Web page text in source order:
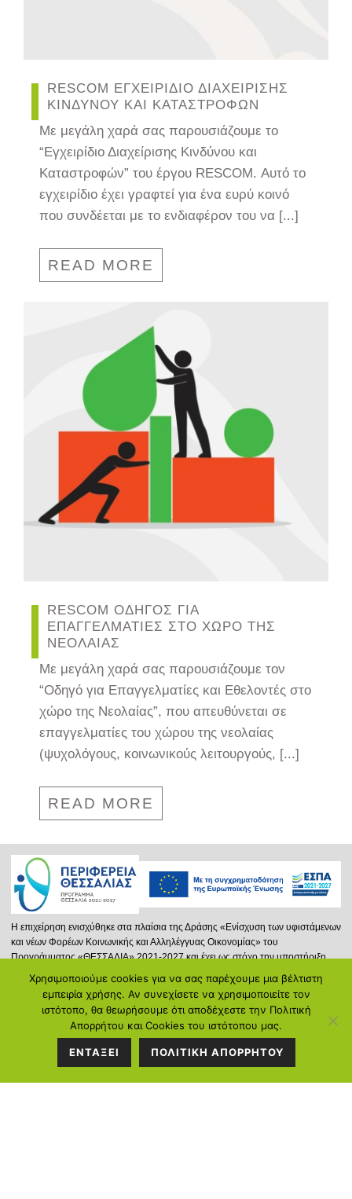
RESCOM ΕΓΧΕΙΡΙΔΙΟ ΔΙΑΧΕΙΡΙΣΗΣ
ΚΙΝΔΥΝΟΥ ΚΑΙ ΚΑΤΑΣΤΡΟΦΩΝ
Με μεγάλη χαρά σας παρουσιάζουμε το
“Εγχειρίδιο Διαχείρισης Κινδύνου και
Καταστροφών” του έργου RESCOM. Αυτό το
εγχειρίδιο έχει γραφτεί για ένα ευρύ κοινό
που συνδέεται με το ενδιαφέρον του να [...]
READ MORE
RESCOM ΟΔΗΓΟΣ ΓΙΑ
ΕΠΑΓΓΕΛΜΑΤΙΕΣ ΣΤΟ ΧΩΡΟ ΤΗΣ
ΝΕΟΛΑΙΑΣ
Με μεγάλη χαρά σας παρουσιάζουμε τον
“Οδηγό για Επαγγελματίες και Εθελοντές στο
χώρο της Νεολαίας”, που απευθύνεται σε
επαγγελματίες του χώρου της νεολαίας
(ψυχολόγους, κοινωνικούς λειτουργούς, [...]
READ MORE
ΣΤΟΙΧΕΙΑ
ΕΠΙΚΟΙΝΩΝΙΑΣ
Διεύθυνση:Κ.Καρτάλη 297, Βόλος
Χρησιμοποιούμε cookies για να σας παρέχουμε μια βέλτιστη
εμπειρία χρήσης. Αν συνεχίσετε να χρησιμοποιείτε τον
ιστότοπο, θα θεωρήσουμε ότι αποδέχεστε την Πολιτική
Απορρήτου και Cookies του ιστότοπου μας.
ΕΝΤΑΞΕΙ ΠΟΛΙΤΙΚΗ ΑΠΟΡΡΗΤΟΥ
Η επιχείρηση ενισχύθηκε στα πλαίσια της Δράσης «Ενίσχυση των υφιστάμενων
και νέων Φορέων Κοινωνικής και Αλληλέγγυας Οικονομίας» του
Προγράμματος «ΘΕΣΣΑΛΙΑ» 2021-2027 και έχει ως στόχο την υποστήριξη
νέων ή και υφισταμένων φορέων Κ.ΑΛ.Ο. που δραστηριοποιούνται στην
Περιφέρεια Θεσσαλίας, επιδιώκοντας την προώθηση της Κοινωνικής και
Αλληλέγγυας Οικονομίας και μέσω αυτής στην ενίσχυση της απασχόλησης.
Περισσότερα...